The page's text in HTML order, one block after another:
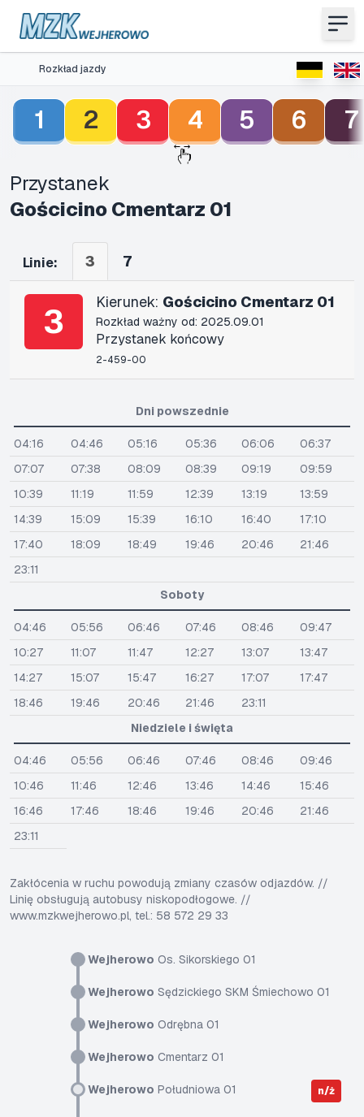
Rozkład jazdy
1 2 3 4 5 6 7
Przystanek
Gościcino Cmentarz 01
Linie: 3 7
3 Kierunek: Gościcino Cmentarz 01
Rozkład ważny od: 2025.09.01
Przystanek końcowy
2-459-00
Wejherowo Os. Sikorskiego 01
Wejherowo Sędzickiego SKM Śmiechowo 01
Wejherowo Odrębna 01
Wejherowo Cmentarz 01
Wejherowo Południowa 01 n/ż
Dni powszednie
04:16 04:46 05:16 05:36 06:06
06:37
07:07
07:38 08:09 08:39 09:19
09:59
10:39
11:19 11:59 12:39 13:19
13:59
14:39
15:09 15:39 16:10 16:40
17:10
17:40
18:09 18:49 19:46 20:46
21:46
23:11
Soboty
04:46 05:56 06:46 07:46 08:46
09:47
10:27
11:07 11:47 12:27 13:07
13:47
14:27
15:07 15:47 16:27 17:07
17:47
18:46
19:46 20:46 21:46
23:11
Niedziele i święta
04:46 05:56 06:46 07:46 08:46
09:46
10:46
11:46 12:46 13:46 14:46
15:46
16:46
17:46 18:46 19:46 20:46
21:46
23:11
Zakłócenia w ruchu powodują zmiany czasów odjazdów. //
Linię obsługują autobusy niskopodłogowe. //
www.mzkwejherowo.pl, tel.: 58 572 29 33